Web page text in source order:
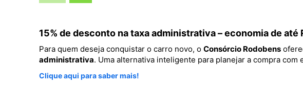
15% de desconto na taxa administrativa – economia de até
Para quem deseja conquistar o carro novo, o Consórcio Rodobens
administrativa. Uma alternativa inteligente para planejar a compra com
Clique aqui para saber mais!